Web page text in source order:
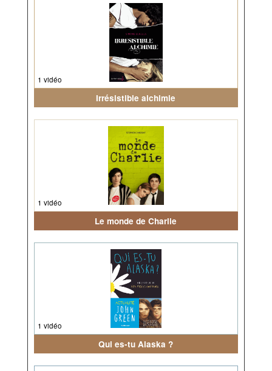
1 vidéo
Irrésistible alchimie
1 vidéo
Le monde de Charlie
1 vidéo
Qui es-tu Alaska ?